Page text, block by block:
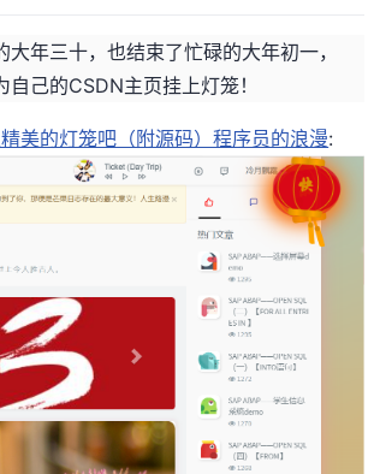
年三十，也结束了忙碌的大年初一，
己的CSDN主页挂上灯笼！
美的灯笼吧（附源码）程序员的浪漫: